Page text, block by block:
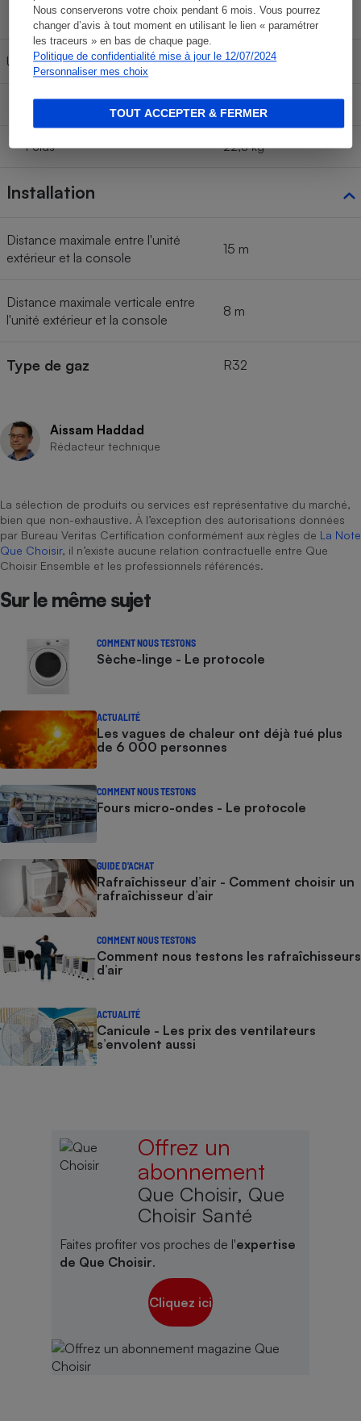
Nous conserverons votre choix pendant 6 mois. Vous pourrez
changer d’avis à tout moment en utilisant le lien « paramétrer
les traceurs » en bas de chaque page.
Politique de confidentialité mise à jour le 12/07/2024
Personnaliser mes choix
TOUT ACCEPTER & FERMER
Poids 7,6 kg
Unité extérieure
Dimensions montée (l x p x h)
Poids 22,8 kg
Installation
Distance maximale entre l'unité
extérieur et la console
15 m
Distance maximale verticale entre
l'unité extérieur et la console
8 m
Type de gaz R32
Aissam Haddad
Rédacteur technique
La sélection de produits ou services est représentative du marché,
bien que non-exhaustive. À l’exception des autorisations données
par Bureau Veritas Certification conformément aux règles de La Note
Que Choisir, il n’existe aucune relation contractuelle entre Que
Choisir Ensemble et les professionnels référencés.
Sur le même sujet
COMMENT NOUS TESTONS
Sèche-linge - Le protocole
ACTUALITÉ
Les vagues de chaleur ont déjà tué plus
de 6 000 personnes
COMMENT NOUS TESTONS
Fours micro-ondes - Le protocole
GUIDE D'ACHAT
Rafraîchisseur d’air - Comment choisir un
rafraîchisseur d’air
COMMENT NOUS TESTONS
Comment nous testons les rafraîchisseurs
d’air
ACTUALITÉ
Canicule - Les prix des ventilateurs
s’envolent aussi
Offrez un
abonnement
Que Choisir, Que
Choisir Santé
Faites profiter vos proches de l'expertise
de Que Choisir.
Cliquez ici